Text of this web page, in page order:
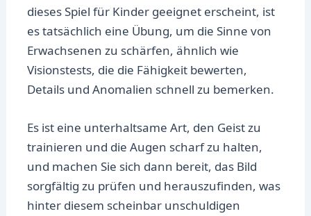
dieses Spiel für Kinder geeignet erscheint, ist
es tatsächlich eine Übung, um die Sinne von
Erwachsenen zu schärfen, ähnlich wie
Visionstests, die die Fähigkeit bewerten,
Details und Anomalien schnell zu bemerken.
Es ist eine unterhaltsame Art, den Geist zu
trainieren und die Augen scharf zu halten,
und machen Sie sich dann bereit, das Bild
sorgfältig zu prüfen und herauszufinden, was
hinter diesem scheinbar unschuldigen